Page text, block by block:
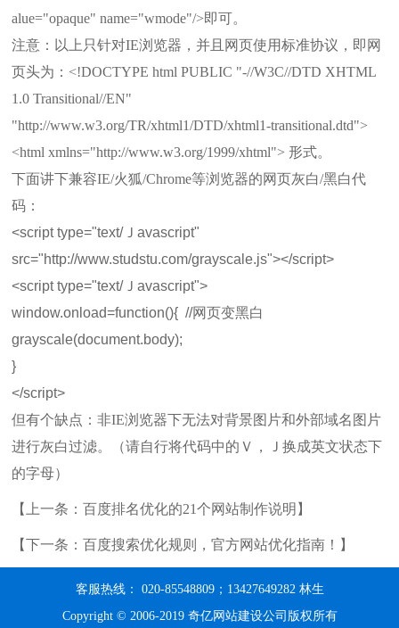
alue="opaque" name="wmode"/>即可。
注意：以上只针对IE浏览器，并且网页使用标准协议，即网
页头为：<!DOCTYPE html PUBLIC "-//W3C//DTD XHTML
1.0 Transitional//EN"
"http://www.w3.org/TR/xhtml1/DTD/xhtml1-transitional.dtd">
<html xmlns="http://www.w3.org/1999/xhtml"> 形式。
下面讲下兼容IE/火狐/Chrome等浏览器的网页灰白/黑白代
码：
<script type="text/Ｊavascript"
src="http://www.studstu.com/grayscale.js"></script>
<script type="text/Ｊavascript">
window.onload=function(){ //网页变黑白
grayscale(document.body);
}
</script>
但有个缺点：非IE浏览器下无法对背景图片和外部域名图片
进行灰白过滤。（请自行将代码中的Ｖ，Ｊ换成英文状态下
的字母）
【上一条：百度排名优化的21个网站制作说明 】
【下一条：百度搜索优化规则，官方网站优化指南！ 】
客服热线： 020-85548809；13427649282 林生
Copyright © 2006-2019 奇亿网站建设公司版权所有